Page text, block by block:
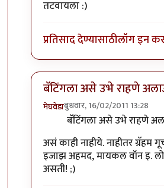
तटवायला :)
प्रतिसाद देण्यासाठीलॉग इन
बॅटिंगला असे उभे राहणे
मेघवेडाबुधवार, 16/02/2011 13:28
In reply toपाहिले आहेbyगवि
बॅटिंगला असे उभे राहणे
असं काही नाहीये. नाहीतर ग्रॅहम
इजाझ अहमद, मायकल वॉन इ.
असती! ;)